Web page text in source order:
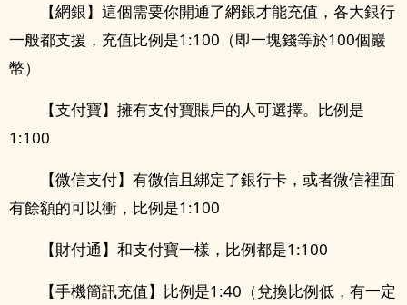
【網銀】這個需要你開通了網銀才能充值，各大銀行
一般都支援，充值比例是1:100（即一塊錢等於100個巖
幣）
【支付寶】擁有支付寶賬戶的人可選擇。比例是
1:100
【微信支付】有微信且綁定了銀行卡，或者微信裡面
有餘額的可以衝，比例是1:100
【財付通】和支付寶一樣，比例都是1:100
【手機簡訊充值】比例是1:40（兌換比例低，有一定